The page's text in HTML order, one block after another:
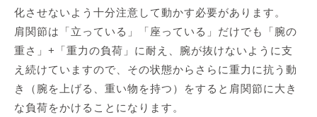
化させないよう十分注意して動かす必要があります。
肩関節は「立っている」「座っている」だけでも「腕の
重さ」+「重力の負荷」に耐え、腕が抜けないように支
え続けていますので、その状態からさらに重力に抗う動
き（腕を上げる、重い物を持つ）をすると肩関節に大き
な負荷をかけることになります。